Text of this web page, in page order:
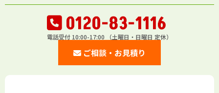
0120-83-1116
電話受付 10:00-17:00 （土曜日・日曜日 定休）
ご相談・お見積り